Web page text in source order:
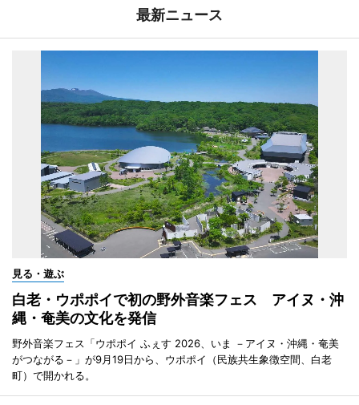
最新ニュース
見る・遊ぶ
白老・ウポポイで初の野外音楽フェス アイヌ・沖
縄・奄美の文化を発信
野外音楽フェス「ウポポイ ふぇす 2026、いま －アイヌ・沖縄・奄美
がつながる－」が9月19日から、ウポポイ（民族共生象徴空間、白老
町）で開かれる。